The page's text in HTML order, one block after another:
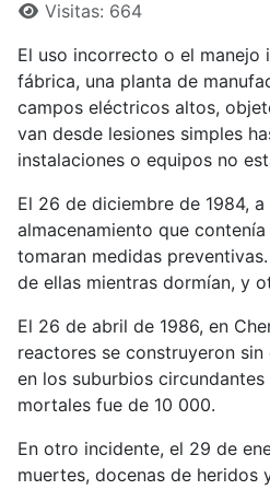
Visitas: 664
El uso incorrecto o el manejo
fábrica, una planta de
campos eléctricos altos,
van desde lesiones simples
instalaciones o equipos no
El 26 de diciembre de 1984,
almacenamiento que
tomaran medidas
de ellas mientras dormían, y
El 26 de abril de 1986, en
reactores se construyeron
en los suburbios
mortales fue de 10 000.
En otro incidente, el 29 de
muertes, docenas de